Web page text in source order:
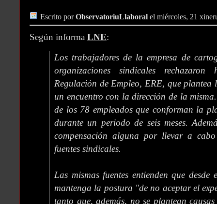
Escrito porObservatoriuLlaboral el miércoles, 21
Según informa LNE:
Los trabajadores de la empresa de
organizaciones sindicales
Regulación de Empleo, ERE, que plantea
un encuentro con la dirección de la
de los 78 empleados que conforman la
durante un periodo de seis meses.
compensación alguna por llevar a
fuentes sindicales.
Las mismas fuentes entienden que desde
mantenga la postura "de no aceptar el
tanto que, además, no se plantean